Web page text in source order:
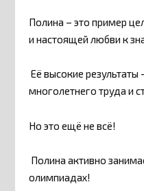
Полина – это пример
и настоящей любви к
Её высокие
многолетнего труда и
Но это ещё не всё!
Полина активно
олимпиадах!